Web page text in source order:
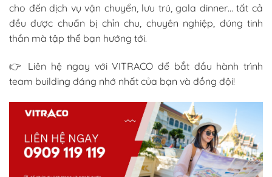
cho đến dịch vụ vận chuyển, lưu trú, gala dinner… tất cả
đều được chuẩn bị chỉn chu, chuyên nghiệp, đúng tinh
thần mà tập thể bạn hướng tới.
👉 Liên hệ ngay với VITRACO để bắt đầu hành trình
team building đáng nhớ nhất của bạn và đồng đội!